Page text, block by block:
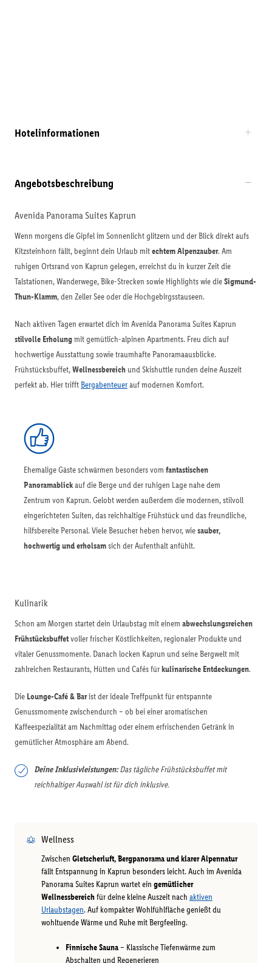
Hotelinformationen
Angebotsbeschreibung
Avenida Panorama Suites Kaprun
Wenn morgens die Gipfel im Sonnenlicht glitzern und der Blick direkt aufs
Kitzsteinhorn fällt, beginnt dein Urlaub mitechtem Alpenzauber. Am
ruhigen Ortsrand von Kaprun gelegen, erreichst du in kurzer Zeit die
Talstationen, Wanderwege, Bike-Strecken sowie Highlights wie dieSigmund-
Thun-Klamm, den Zeller See oder die Hochgebirgsstauseen.
Nach aktiven Tagen erwartet dich im Avenida Panorama Suites Kaprun
stilvolle Erholungmit gemütlich-alpinen Apartments. Freu dich auf
hochwertige Ausstattung sowie traumhafte Panoramaausblicke.
Frühstücksbuffet,Wellnessbereich und Skishuttle runden deine Auszeit
perfekt ab. Hier trifftBergabenteuerauf modernen Komfort.
Ehemalige Gäste schwärmen besonders vom fantastischen
Panoramablickauf die Berge und der ruhigen Lage nahe dem
Zentrum von Kaprun. Gelobt werden außerdem die modernen, stilvoll
eingerichteten Suiten, das reichhaltige Frühstück und das freundliche,
hilfsbereite Personal. Viele Besucher heben hervor, wiesauber,
hochwertig und erholsamsich der Aufenthalt anfühlt.
Kulinarik
Schon am Morgen startet dein Urlaubstag mit einem abwechslungsreichen
Frühstücksbuffetvoller frischer Köstlichkeiten, regionaler Produkte und
vitaler Genussmomente. Danach locken Kaprun und seine Bergwelt mit
zahlreichen Restaurants, Hütten und Cafés fürkulinarische Entdeckungen.
Die Lounge-Café & Barist der ideale Treffpunkt für entspannte
Genussmomente zwischendurch – ob bei einer aromatischen
Kaffeespezialität am Nachmittag oder einem erfrischenden Getränk in
gemütlicher Atmosphäre am Abend.
Deine Inklusivleistungen:Das tägliche Frühstücksbuffet mit
reichhaltiger Auswahl ist für dich inklusive.
Wellness
Zwischen Gletscherluft, Bergpanorama und klarer Alpennatur
fällt Entspannung in Kaprun besonders leicht. Auch im Avenida
Panorama Suites Kaprun wartet ein gemütlicher
Wellnessbereichfür deine kleine Auszeit nach aktiven
Urlaubstagen. Auf kompakter Wohlfühlfläche genießt du
wohltuende Wärme und Ruhe mit Bergfeeling.
Finnische Sauna– Klassische Tiefenwärme zum
Abschalten und Regenerieren